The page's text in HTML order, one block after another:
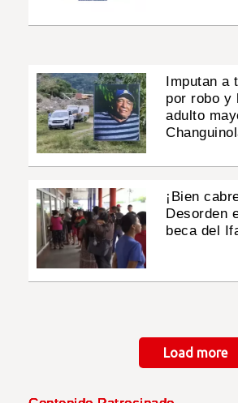
Imputan a
por robo y
adulto
¡Bien
Desorden
beca del
Load more